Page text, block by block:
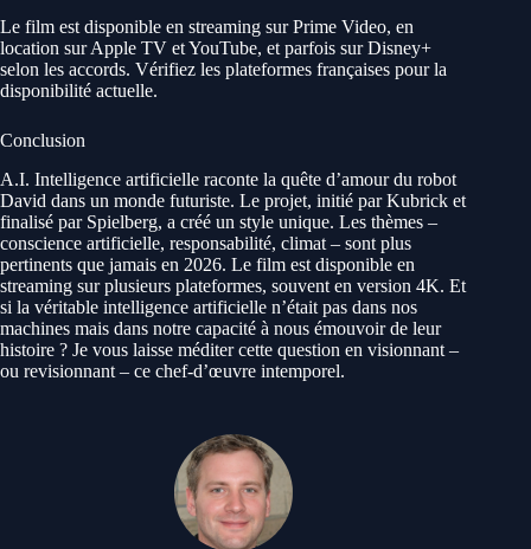
Le film est disponible en streaming sur Prime Video, en
location sur Apple TV et YouTube, et parfois sur Disney+
selon les accords. Vérifiez les plateformes françaises pour la
disponibilité actuelle.
Conclusion
A.I. Intelligence artificielle raconte la quête d’amour du robot
David dans un monde futuriste. Le projet, initié par Kubrick et
finalisé par Spielberg, a créé un style unique. Les thèmes –
conscience artificielle, responsabilité, climat – sont plus
pertinents que jamais en 2026. Le film est disponible en
streaming sur plusieurs plateformes, souvent en version 4K. Et
si la véritable intelligence artificielle n’était pas dans nos
machines mais dans notre capacité à nous émouvoir de leur
histoire ? Je vous laisse méditer cette question en visionnant –
ou revisionnant – ce chef-d’œuvre intemporel.